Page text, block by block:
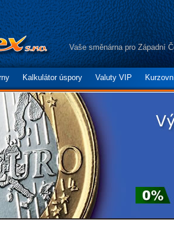
Vaše směnárna pro Západní
Kalkulátor úspory Valuty VIP